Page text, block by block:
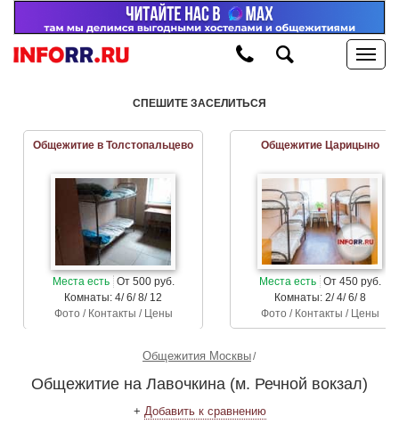
СПЕШИТЕ ЗАСЕЛИТЬСЯ
Общежитие в Толстопальцево
Места есть От 500 руб.
Комнаты: 4/ 6/ 8/ 12
Фото / Контакты / Цены
Общежитие Царицыно
Места есть От 450 руб.
Комнаты: 2/ 4/ 6/ 8
Фото / Контакты / Цены
Общежития Москвы
Общежитие на Лавочкина (м. Речной вокзал)
+ Добавить к сравнению